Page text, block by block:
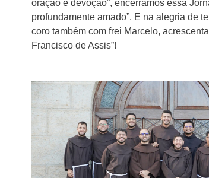
oração e devoção”, encerramos essa
profundamente amado”. E na alegria de
coro também com frei Marcelo,
Francisco de Assis”!